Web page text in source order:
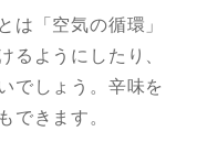
は「空気の循環」
るようにしたり、
でしょう。辛味を
できます。